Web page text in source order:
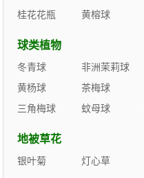
桂花花瓶
黄榕球
球类植物
冬青球 非洲茉莉球
黄杨球
茶梅球
三角梅球
蚊母球
地被草花
银叶菊 灯心草